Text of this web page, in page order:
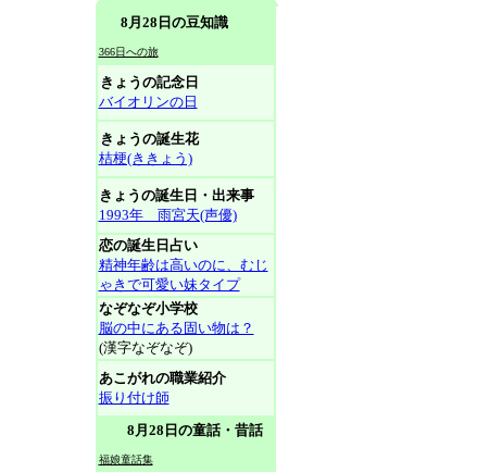
8月28日の豆知識
366日への旅
きょうの記念日
バイオリンの日
きょうの誕生花
桔梗(ききょう)
きょうの誕生日・出来事
1993年 雨宮天(声優)
恋の誕生日占い
精神年齢は高いのに、むじ
ゃきで可愛い妹タイプ
なぞなぞ小学校
脳の中にある固い物は？
(漢字なぞなぞ)
あこがれの職業紹介
振り付け師
8月28日の童話・昔話
福娘童話集